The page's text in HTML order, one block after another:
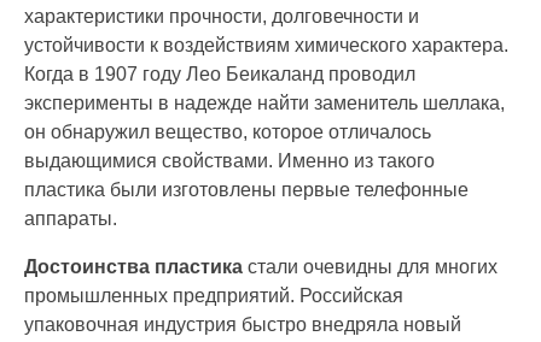
характеристики прочности, долговечности и
устойчивости к воздействиям химического характера.
Когда в 1907 году Лео Беикаланд проводил
эксперименты в надежде найти заменитель шеллака,
он обнаружил вещество, которое отличалось
выдающимися свойствами. Именно из такого
пластика были изготовлены первые телефонные
аппараты.
Достоинства пластикастали очевидны для многих
промышленных предприятий. Российская
упаковочная индустрия быстро внедрялановый